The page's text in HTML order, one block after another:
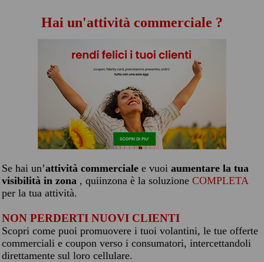
Hai un'attività commerciale ?
Se hai un’attività commerciale e vuoi aumentare la tua
visibilità in zona , quiinzona è la soluzione COMPLETA
per la tua attività.
NON PERDERTI NUOVI CLIENTI
Scopri come puoi promuovere i tuoi volantini, le tue offerte
commerciali e coupon verso i consumatori, intercettandoli
direttamente sul loro cellulare.